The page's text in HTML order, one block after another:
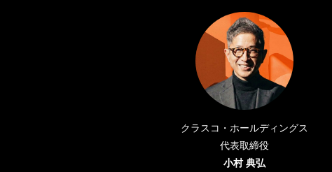
クラスコ・ホールディングス
代表取締役
小村 典弘